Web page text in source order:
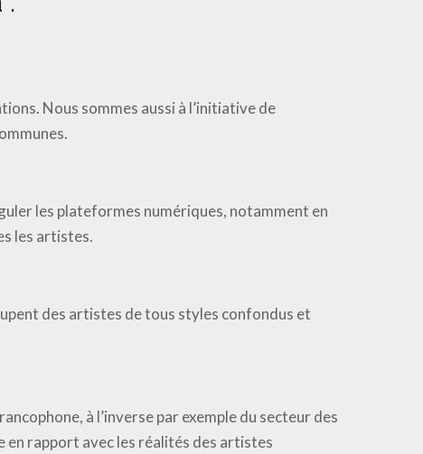
Nous sommes aussi à l’initiative de
les plateformes numériques, notamment en
les artistes.
des artistes de tous styles confondus et
à l’inverse par exemple du secteur des
en rapport avec les réalités des artistes